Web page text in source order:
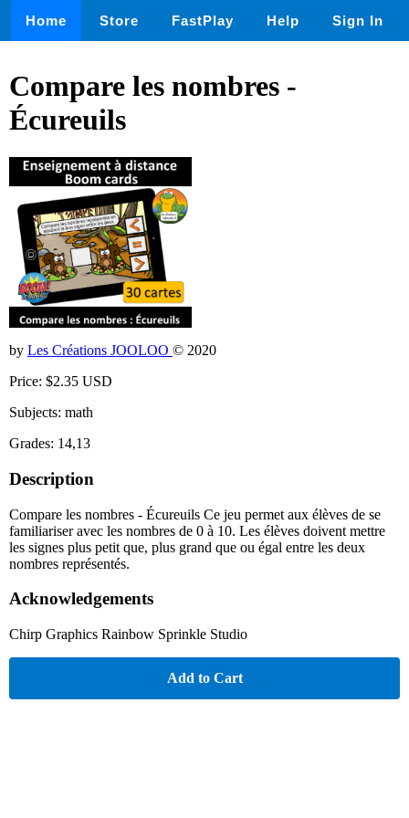
Home Store FastPlay Help Sign In
Compare les nombres -
Écureuils
by Les Créations JOOLOO © 2020
Price: $2.35 USD
Subjects: math
Grades: 14,13
Description
Compare les nombres - Écureuils Ce jeu permet aux élèves de se
familiariser avec les nombres de 0 à 10. Les élèves doivent mettre
les signes plus petit que, plus grand que ou égal entre les deux
nombres représentés.
Acknowledgements
Chirp Graphics Rainbow Sprinkle Studio
Add to Cart